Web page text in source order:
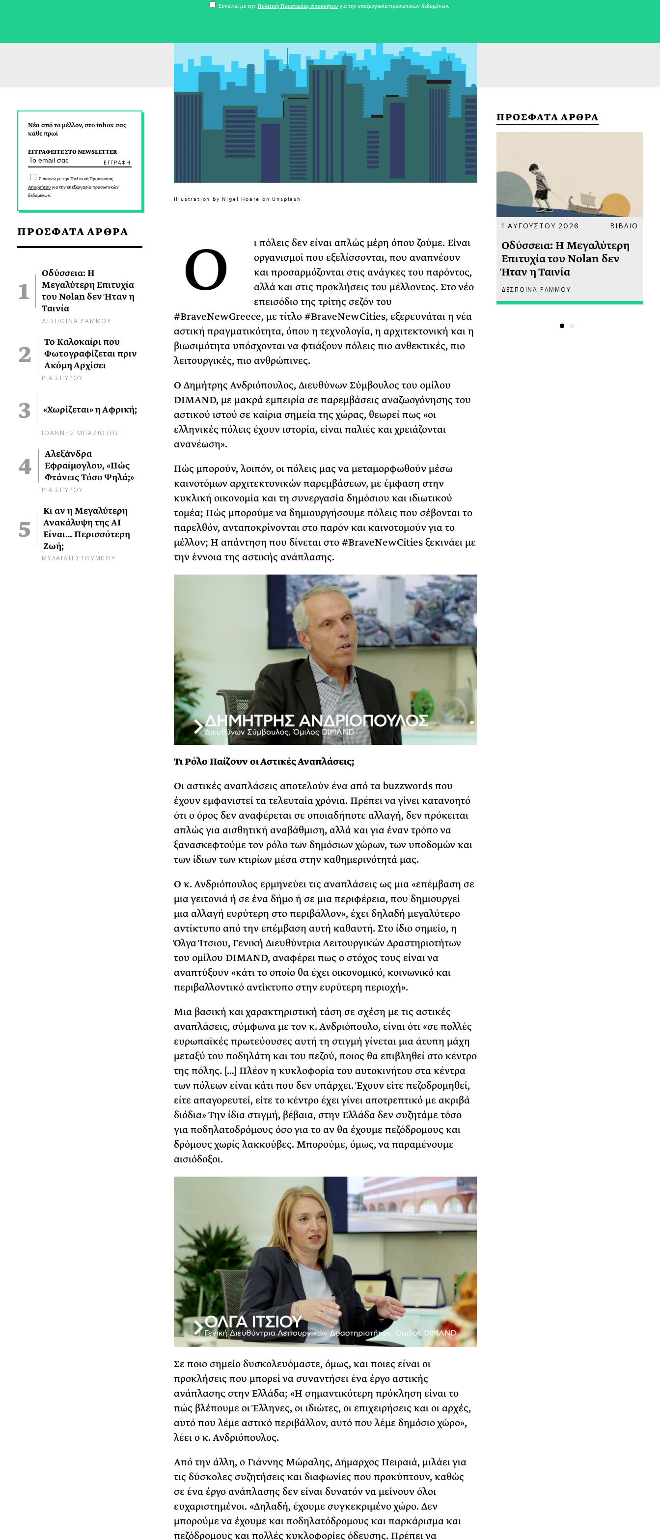
Νέα από το μέλλον, στο inbox σας
κάθε πρωί
ΕΓΓΡΑΦΕΙΤΕ ΣΤΟ NEWSLETTER
Συναινώ με τηνΠολιτική Προστασίας
Απορρήτουγια την επεξεργασία προσωπικών
δεδομένων.
ΠΡΟΣΦΑΤΑ ΑΡΘΡΑ
Οδύσσεια: Η
Μεγαλύτερη Επιτυχία
του Nolan δεν Ήταν η
Ταινία
ΔΕΣΠΟΙΝΑ ΡΑΜΜΟΥ
Το Καλοκαίρι που
Φωτογραφίζεται πριν
Ακόμη Αρχίσει
ΡΙΑ ΣΠΥΡΟΥ
«Χωρίζεται» η Αφρική;
ΙΩΑΝΝΗΣ ΜΠΑΖΙΩΤΗΣ
Αλεξάνδρα
Εφραίμογλου, «Πώς
Φτάνεις Τόσο Ψηλά;»
ΡΙΑ ΣΠΥΡΟΥ
Κι αν η Μεγαλύτερη
Ανακάλυψη της AI
Είναι… Περισσότερη
Ζωή;
ΜΥΛΑΙΔΗ ΣΤΟΥΜΠΟΥ
Illustration by Nigel Hoare on Unsplash
Ο
ι πόλεις δεν είναι απλώς μέρη όπου ζούμε. Είναι
οργανισμοί που εξελίσσονται, που αναπνέουν
και προσαρμόζονται στις ανάγκες του παρόντος,
αλλά και στις προκλήσεις του μέλλοντος. Στο νέο
επεισόδιο της τρίτης σεζόν του
#BraveNewGreece, με τίτλο #BraveNewCities, εξερευνάται η νέα
αστική πραγματικότητα, όπου η τεχνολογία, η αρχιτεκτονική και η
βιωσιμότητα υπόσχονται να φτιάξουν πόλεις πιο ανθεκτικές, πιο
λειτουργικές, πιο ανθρώπινες.
Ο Δημήτρης Ανδριόπουλος, Διευθύνων Σύμβουλος του ομίλου
DIMAND, με μακρά εμπειρία σε παρεμβάσεις αναζωογόνησης του
αστικού ιστού σε καίρια σημεία της χώρας, θεωρεί πως «οι
ελληνικές πόλεις έχουν ιστορία, είναι παλιές και χρειάζονται
ανανέωση».
Πώς μπορούν, λοιπόν, οι πόλεις μας να μεταμορφωθούν μέσω
καινοτόμων αρχιτεκτονικών παρεμβάσεων, με έμφαση στην
κυκλική οικονομία και τη συνεργασία δημόσιου και ιδιωτικού
τομέα; Πώς μπορούμε να δημιουργήσουμε πόλεις που σέβονται το
παρελθόν, ανταποκρίνονται στο παρόν και καινοτομούν για το
μέλλον; Η απάντηση που δίνεται στο #BraveNewCities ξεκινάει με
την έννοια της αστικής ανάπλασης.
Τι Ρόλο Παίζουν οι Αστικές Αναπλάσεις;
Οι αστικές αναπλάσεις αποτελούν ένα από τα buzzwords που
έχουν εμφανιστεί τα τελευταία χρόνια. Πρέπει να γίνει κατανοητό
ότι ο όρος δεν αναφέρεται σε οποιαδήποτε αλλαγή, δεν πρόκειται
απλώς για αισθητική αναβάθμιση, αλλά και για έναν τρόπο να
ξανασκεφτούμε τον ρόλο των δημόσιων χώρων, των υποδομών και
των ίδιων των κτιρίων μέσα στην καθημερινότητά μας.
Ο κ. Ανδριόπουλος ερμηνεύει τις αναπλάσεις ως μια «επέμβαση σε
μια γειτονιά ή σε ένα δήμο ή σε μια περιφέρεια, που δημιουργεί
μια αλλαγή ευρύτερη στο περιβάλλον», έχει δηλαδή μεγαλύτερο
αντίκτυπο από την επέμβαση αυτή καθαυτή. Στο ίδιο σημείο, η
Όλγα Ίτσιου, Γενική Διευθύντρια Λειτουργικών Δραστηριοτήτων
του ομίλου DIMAND, αναφέρει πως ο στόχος τους είναι να
αναπτύξουν «κάτι το οποίο θα έχει οικονομικό, κοινωνικό και
περιβαλλοντικό αντίκτυπο στην ευρύτερη περιοχή».
Μια βασική και χαρακτηριστική τάση σε σχέση με τις αστικές
αναπλάσεις, σύμφωνα με τον κ. Ανδριόπουλο, είναι ότι «σε πολλές
ευρωπαϊκές πρωτεύουσες αυτή τη στιγμή γίνεται μια άτυπη μάχη
μεταξύ του ποδηλάτη και του πεζού, ποιος θα επιβληθεί στο κέντρο
της πόλης. […] Πλέον η κυκλοφορία του αυτοκινήτου στα κέντρα
των πόλεων είναι κάτι που δεν υπάρχει. Έχουν είτε πεζοδρομηθεί,
είτε απαγορευτεί, είτε το κέντρο έχει γίνει αποτρεπτικό με ακριβά
διόδια» Την ίδια στιγμή, βέβαια, στην Ελλάδα δεν συζητάμε τόσο
για ποδηλατοδρόμους όσο για το αν θα έχουμε πεζόδρομους και
δρόμους χωρίς λακκούβες. Μπορούμε, όμως, να παραμένουμε
αισιόδοξοι.
Σε ποιο σημείο δυσκολευόμαστε, όμως, και ποιες είναι οι
προκλήσεις που μπορεί να συναντήσει ένα έργο αστικής
ανάπλασης στην Ελλάδα; «Η σημαντικότερη πρόκληση είναι το
πώς βλέπουμε οι Έλληνες, οι ιδιώτες, οι επιχειρήσεις και οι αρχές,
αυτό που λέμε αστικό περιβάλλον, αυτό που λέμε δημόσιο χώρο»,
λέει ο κ. Ανδριόπουλος.
Από την άλλη, ο Γιάννης Μώραλης, Δήμαρχος Πειραιά, μιλάει για
τις δύσκολες συζητήσεις και διαφωνίες που προκύπτουν, καθώς
σε ένα έργο ανάπλασης δεν είναι δυνατόν να μείνουν όλοι
ευχαριστημένοι. «Δηλαδή, έχουμε συγκεκριμένο χώρο. Δεν
μπορούμε να έχουμε και ποδηλατόδρομους και παρκάρισμα και
πεζόδρομους και πολλές κυκλοφορίες όδευσης. Πρέπει να
ΠΡΟΣΦΑΤΑ ΑΡΘΡΑ
Το Καλοκαίρι που
Φωτογραφίζεται πριν
Ακόμη Αρχίσει
ΡΙΑ ΣΠΥΡΟΥ
1 ΑΥΓΟΥΣΤΟΥ 2026 ΒΙΒΛΙΟ
Οδύσσεια: Η Μεγαλύτερη
Επιτυχία του Nolan δεν
Ήταν η Ταινία
ΔΕΣΠΟΙΝΑ ΡΑΜΜΟΥ
Συναινώ με την Πολιτική Προστασίας Απορρήτου για την επεξεργασία προσωπικών δεδομένων.